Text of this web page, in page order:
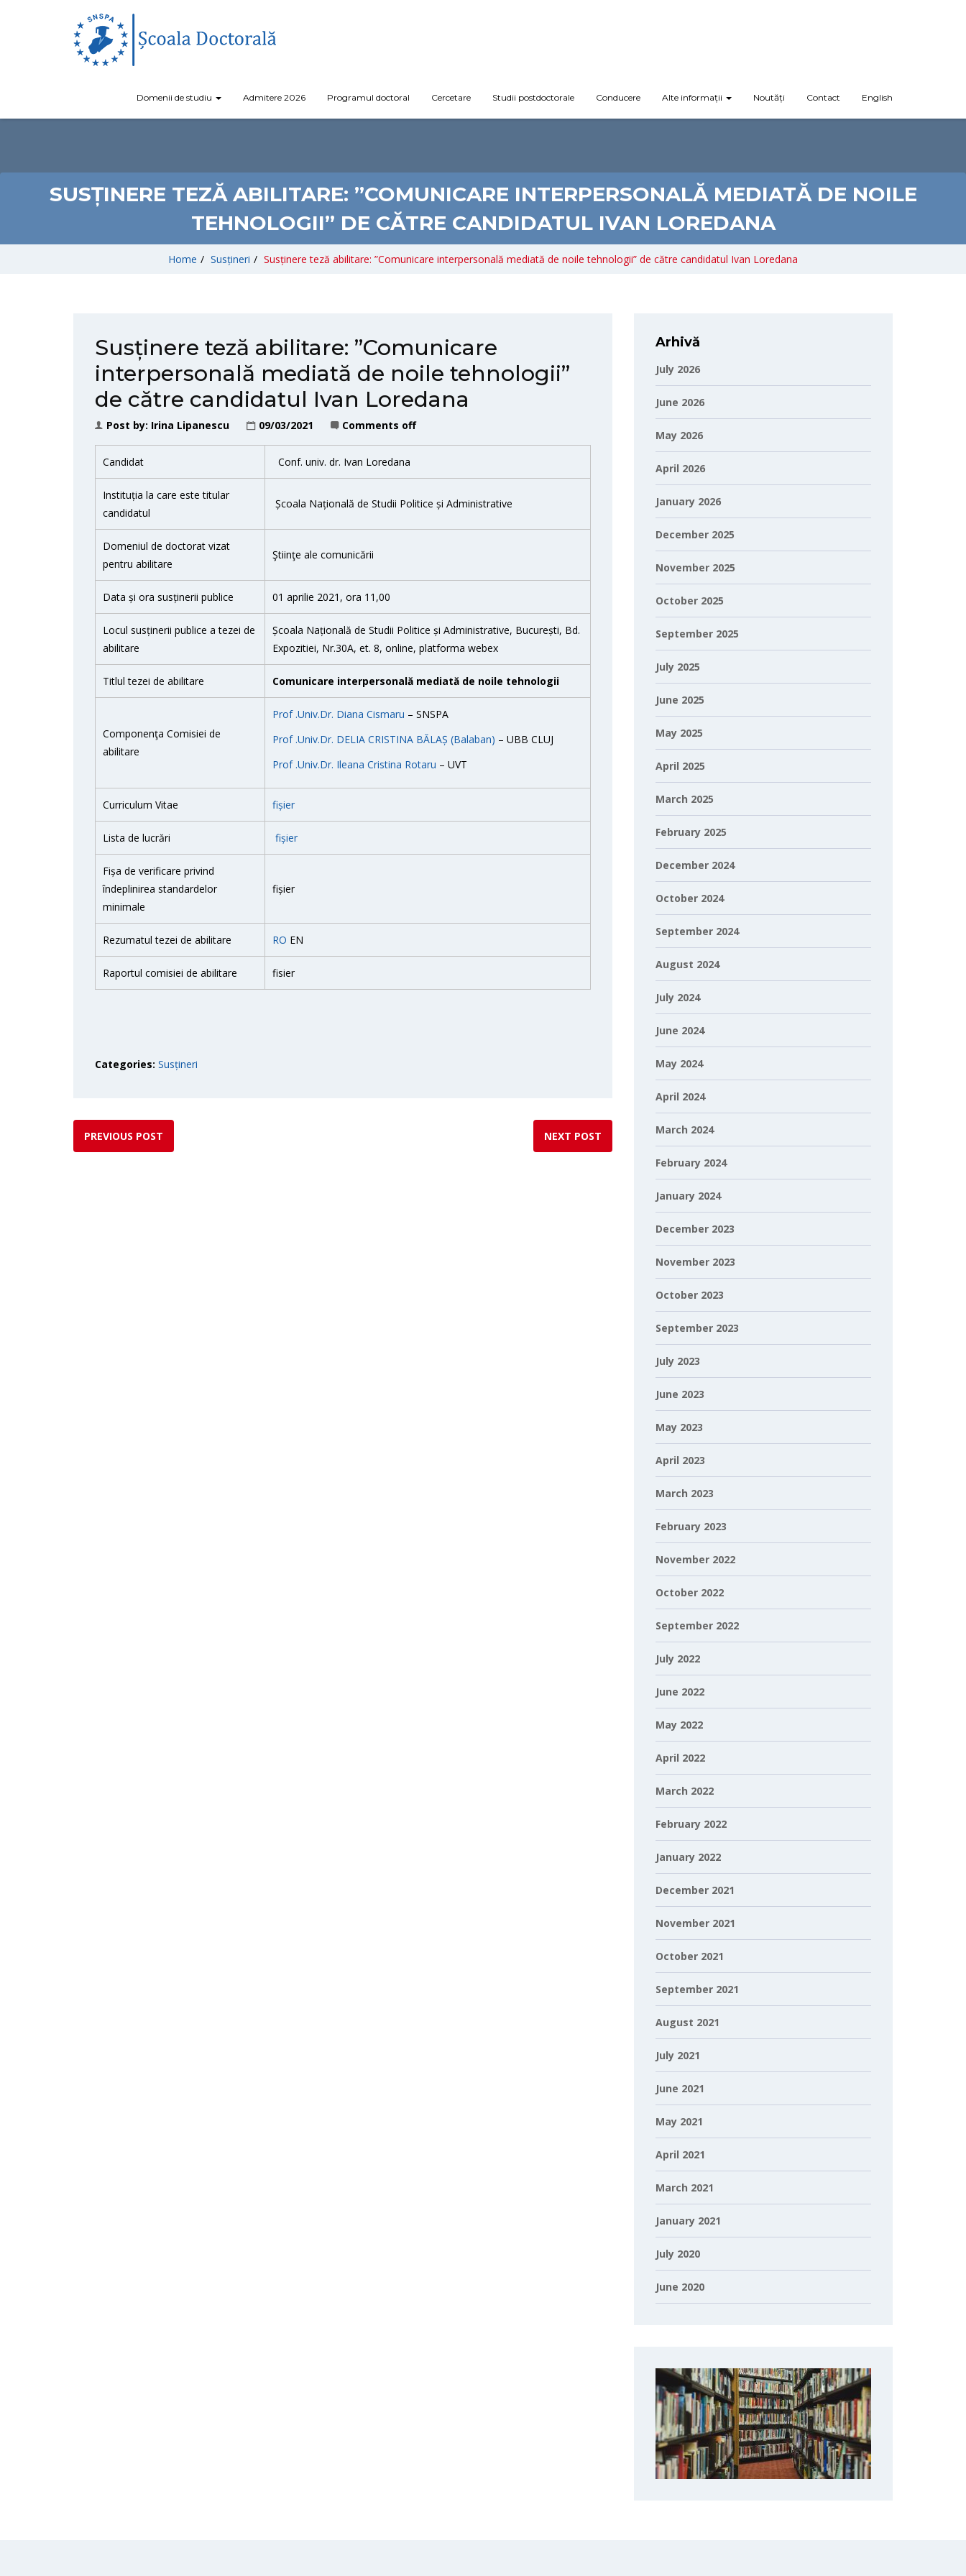
Domenii de studiu Admitere 2026 Programul doctoral Cercetare Studii postdoctorale Conducere Alte informații Noutăți Contact English
SUSȚINERE TEZĂ ABILITARE: ”COMUNICARE INTERPERSONALĂ MEDIATĂ DE NOILE
TEHNOLOGII” DE CĂTRE CANDIDATUL IVAN LOREDANA
Home / Susțineri / Susținere teză abilitare: ”Comunicare interpersonală mediată de noile tehnologii” de către candidatul Ivan Loredana
Susținere teză abilitare: ”Comunicare
interpersonală mediată de noile tehnologii”
de către candidatul Ivan Loredana
Post by: Irina Lipanescu 09/03/2021 Comments off
Candidat Conf. univ. dr. Ivan Loredana
Instituția la care este titular
candidatul
Școala Națională de Studii Politice și Administrative
Domeniul de doctorat vizat
pentru abilitare
Ştiinţe ale comunicării
Data și ora susținerii publice 01 aprilie 2021, ora 11,00
Locul susținerii publice a tezei de
abilitare
Școala Națională de Studii Politice și Administrative, București, Bd.
Expozitiei, Nr.30A, et. 8, online, platforma webex
Titlul tezei de abilitare Comunicare interpersonală mediată de noile tehnologii
Componenţa Comisiei de
abilitare
Prof .Univ.Dr. Diana Cismaru – SNSPA
Prof .Univ.Dr. DELIA CRISTINA BĂLAȘ (Balaban) – UBB CLUJ
Prof .Univ.Dr. Ileana Cristina Rotaru – UVT
Curriculum Vitae fișier
Lista de lucrări fișier
Fișa de verificare privind
îndeplinirea standardelor
minimale
fișier
Rezumatul tezei de abilitare RO EN
Raportul comisiei de abilitare fisier
Categories: Susțineri
PREVIOUS POST NEXT POST
Arhivă
July 2026
June 2026
May 2026
April 2026
January 2026
December 2025
November 2025
October 2025
September 2025
July 2025
June 2025
May 2025
April 2025
March 2025
February 2025
December 2024
October 2024
September 2024
August 2024
July 2024
June 2024
May 2024
April 2024
March 2024
February 2024
January 2024
December 2023
November 2023
October 2023
September 2023
July 2023
June 2023
May 2023
April 2023
March 2023
February 2023
November 2022
October 2022
September 2022
July 2022
June 2022
May 2022
April 2022
March 2022
February 2022
January 2022
December 2021
November 2021
October 2021
September 2021
August 2021
July 2021
June 2021
May 2021
April 2021
March 2021
January 2021
July 2020
June 2020